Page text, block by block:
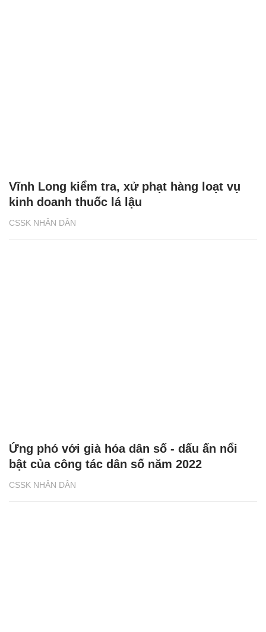
CSSK NHÂN DÂN
Vĩnh Long kiểm tra, xử phạt hàng loạt vụ
kinh doanh thuốc lá lậu
CSSK NHÂN DÂN
Ứng phó với già hóa dân số - dấu ấn nổi
bật của công tác dân số năm 2022